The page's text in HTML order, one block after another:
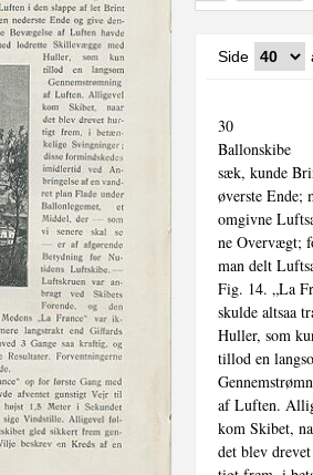
Side
30
Ballonskibe
sæk, kunde
øverste Ende;
omgivne
ne Overvægt;
man delt
Fig. 14. „La
skulde altsaa
Huller, som
tillod en
af Luften.
kom Skibet,
det blev